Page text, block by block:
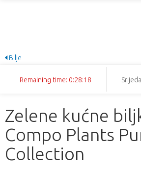
Bilje
Remaining time: 0:28:17
Zelene kućne
Compo Plants
Collection